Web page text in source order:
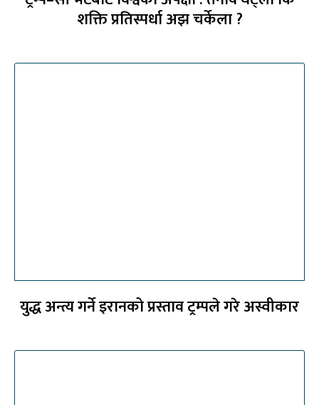
शक्ति प्रतिस्पर्धा अझ चर्केला ?
युद्ध अन्त्य गर्ने इरानको प्रस्ताव ट्रम्पले गरे अस्वीकार